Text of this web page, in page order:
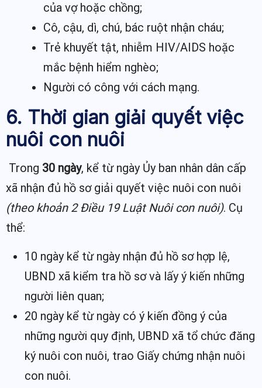
của vợ hoặc chồng;
Cô, cậu, dì, chú, bác ruột nhận cháu;
Trẻ khuyết tật, nhiễm HIV/AIDS hoặc
mắc bệnh hiểm nghèo;
Người có công với cách mạng.
6. Thời gian giải quyết việc
nuôi con nuôi
Trong 30 ngày, kể từ ngày Ủy ban nhân dân cấp
xã nhận đủ hồ sơ giải quyết việc nuôi con nuôi
(theo khoản 2 Điều 19 Luật Nuôi con nuôi). Cụ
thể:
10 ngày kể từ ngày nhận đủ hồ sơ hợp lệ,
UBND xã kiểm tra hồ sơ và lấy ý kiến những
người liên quan;
20 ngày kể từ ngày có ý kiến đồng ý của
những người quy định, UBND xã tổ chức đăng
ký nuôi con nuôi, trao Giấy chứng nhận nuôi
con nuôi.